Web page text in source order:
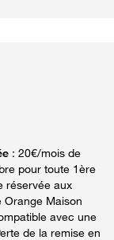
: 20€/mois de
pour toute 1ère
réservée aux
Orange Maison
avec une
de la remise en